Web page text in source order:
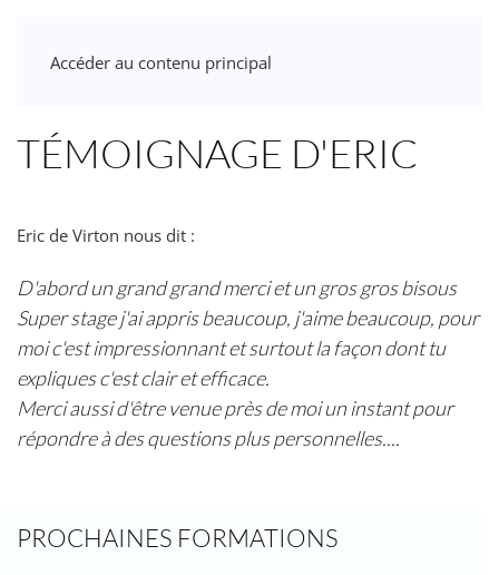
Accéder au contenu principal
TÉMOIGNAGE D'ERIC
Eric de Virton nous dit :
D'abord un grand grand merci et un gros gros bisous
Super stage j'ai appris beaucoup, j'aime beaucoup, pour
moi c'est impressionnant et surtout la façon dont tu
expliques c'est clair et efficace.
Merci aussi d'être venue près de moi un instant pour
répondre à des questions plus personnelles....
PROCHAINES FORMATIONS